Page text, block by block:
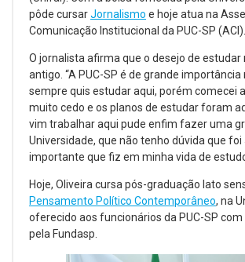
pôde cursarJornalismo e hoje atua na
Comunicação Institucional da PUC-SP (ACI).
O jornalista afirma que o desejo de estudar
antigo. “A PUC-SP é de grande importância
sempre quis estudar aqui, porém comecei
muito cedo e os planos de estudar foram
vim trabalhar aqui pude enfim fazer uma
Universidade, que não tenho dúvida que foi
importante que fiz em minha vida de
Hoje, Oliveira cursa pós-graduação lato
Pensamento Político Contemporâneo, na
oferecido aos funcionários da PUC-SP com
pela Fundasp.